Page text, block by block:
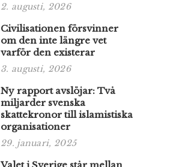
2. augusti, 2026
Civilisationen försvinner
om den inte längre vet
varför den existerar
3. augusti, 2026
Ny rapport avslöjar: Två
miljarder svenska
skattekronor till islamistiska
organisationer
29. januari, 2025